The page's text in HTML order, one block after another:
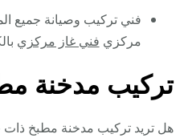
فني تركيب وصيانة جميع
مركزي فني غاز مركزي
تركيب مدخنة
هل تريد تركيب مدخنة مطبخ ذات